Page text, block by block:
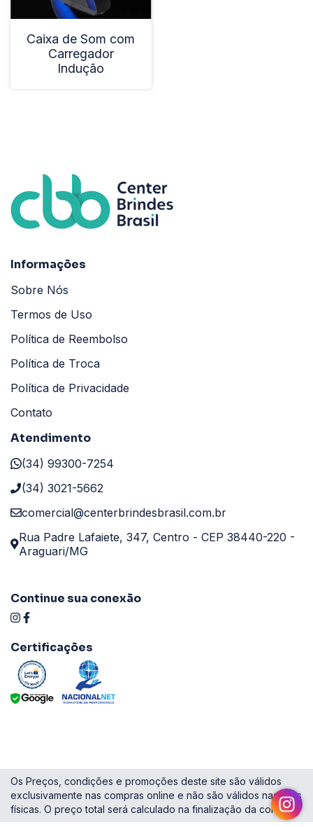
Caixa de Som com
Carregador
Indução
Informações
Sobre Nós
Termos de Uso
Política de Reembolso
Política de Troca
Política de Privacidade
Contato
Atendimento
(34) 99300-7254
(34) 3021-5662
comercial@centerbrindesbrasil.com.br
Rua Padre Lafaiete, 347, Centro - CEP 38440-220 -
Araguari/MG
Continue sua conexão
Certificações
Os Preços, condições e promoções deste site são válidos
exclusivamente nas compras online e não são válidos nas lojas
físicas. O preço total será calculado na finalização da compra.